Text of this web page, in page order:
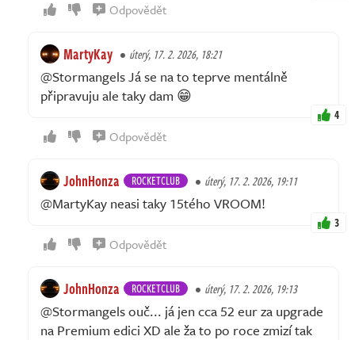
Odpovědět
MartyKay úterý, 17. 2. 2026, 18:21
@Stormangels Já se na to teprve mentálně
připravuju ale taky dam 😁
4
Odpovědět
JohnHonza ROCKETCLUB úterý, 17. 2. 2026, 19:11
@MartyKay neasi taky 15tého VROOM!
3
Odpovědět
JohnHonza ROCKETCLUB úterý, 17. 2. 2026, 19:13
@Stormangels ouč... já jen cca 52 eur za upgrade
na Premium edici XD ale ža to po roce zmizí tak